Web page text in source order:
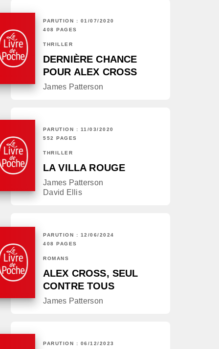
PARUTION : 01/07/2020
408 PAGES
THRILLER
DERNIÈRE CHANCE
POUR ALEX CROSS
James Patterson
PARUTION : 11/03/2020
552 PAGES
THRILLER
LA VILLA ROUGE
James Patterson
David Ellis
PARUTION : 12/06/2024
408 PAGES
ROMANS
ALEX CROSS, SEUL
CONTRE TOUS
James Patterson
PARUTION : 06/12/2023